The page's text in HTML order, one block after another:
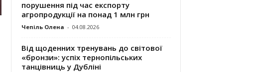
порушення під час експорту
агропродукції на понад 1 млн грн
Чепіль Олена - 04.08.2026
Від щоденних тренувань до світової
«бронзи»: успіх тернопільських
танцівниць у Дубліні